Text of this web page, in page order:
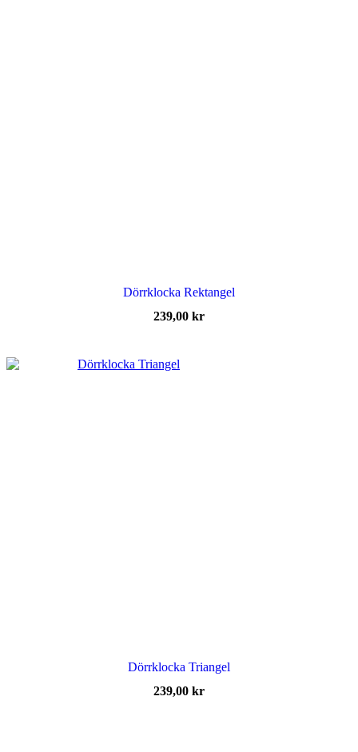
Dörrklocka Rektangel
239,00 kr
Dörrklocka Triangel
239,00 kr